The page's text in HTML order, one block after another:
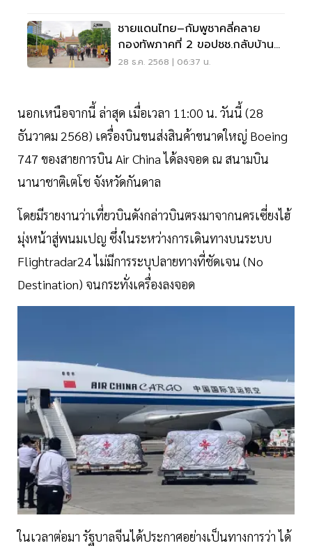
ชายแดนไทย–กัมพูชาคลี่คลาย
กองทัพภาคที่ 2 ขอปชช.กลับบ้าน
ตามแผน
28 ธ.ค. 2568 | 06:37 น.
นอกเหนือจากนี้ ล่าสุด เมื่อเวลา 11:00 น. วันนี้ (28
ธันวาคม 2568) เครื่องบินขนส่งสินค้าขนาดใหญ่ Boeing
747 ของสายการบิน Air China ได้ลงจอด ณ สนามบิน
นานาชาติเตโช จังหวัดกันดาล
โดยมีรายงานว่าเที่ยวบินดังกล่าวบินตรงมาจากนครเซี่ยงไฮ้
มุ่งหน้าสู่พนมเปญ ซึ่งในระหว่างการเดินทางบนระบบ
Flightradar24 ไม่มีการระบุปลายทางที่ชัดเจน (No
Destination) จนกระทั่งเครื่องลงจอด
ในเวลาต่อมา รัฐบาลจีนได้ประกาศอย่างเป็นทางการว่า ได้